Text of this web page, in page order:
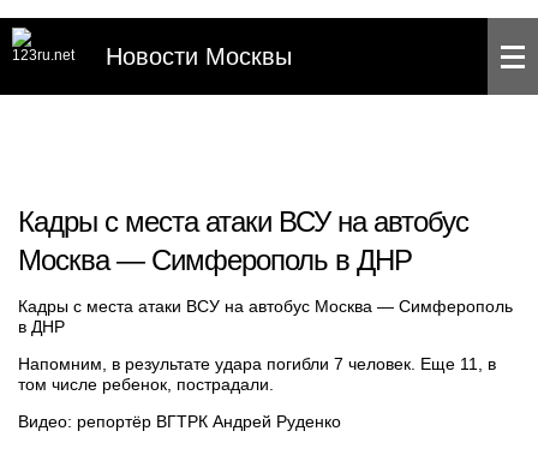
Новости Москвы
Кадры с места атаки ВСУ на автобус
Москва — Симферополь в ДНР
Кадры с места атаки ВСУ на автобус Москва — Симферополь
в ДНР
Напомним, в результате удара погибли 7 человек. Еще 11, в
том числе ребенок, пострадали.
Видео: репортёр ВГТРК Андрей Руденко